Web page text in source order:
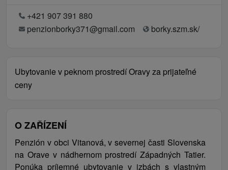
+421 907 391 880
penzionborky371@gmail.com
borky.szm.sk/
Ubytovanie v peknom prostredí Oravy za prijateľné
ceny
O ZAŘÍZENÍ
Penzión v obci Vitanová, v severnej časti Slovenska
na Orave v nádhernom prostredí Západných Tatier.
Ponúka príjemné ubytovanie v izbách s vlastným